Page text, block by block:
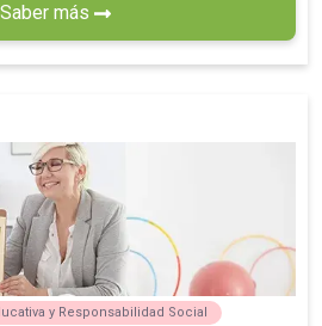
Saber más
y Responsabilidad Social